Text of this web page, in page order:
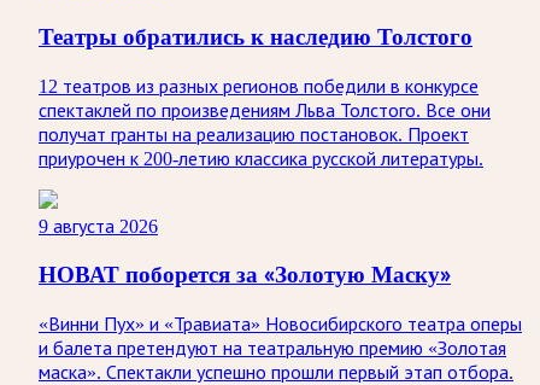
Театры обратились к наследию Толстого
12 театров из разных регионов победили в конкурсе
спектаклей по произведениям Льва Толстого. Все они
получат гранты на реализацию постановок. Проект
приурочен к 200-летию классика русской литературы.
9 августа 2026
НОВАТ поборется за «Золотую Маску»
«Винни Пух» и «Травиата» Новосибирского театра оперы
и балета претендуют на театральную премию «Золотая
маска». Спектакли успешно прошли первый этап отбора.